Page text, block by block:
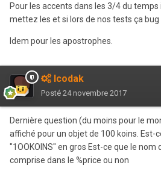
Pour les accents dans les 3/4 du
mettez les et si lors de nos tests ça
Idem pour les apostrophes.
Icodak
Posté 24 novembre 2017
Dernière question (du moins pour le
affiché pour un objet de 100 koins. Est-
"1OOKOINS" en gros Est-ce que le nom
comprise dans le %price ou non